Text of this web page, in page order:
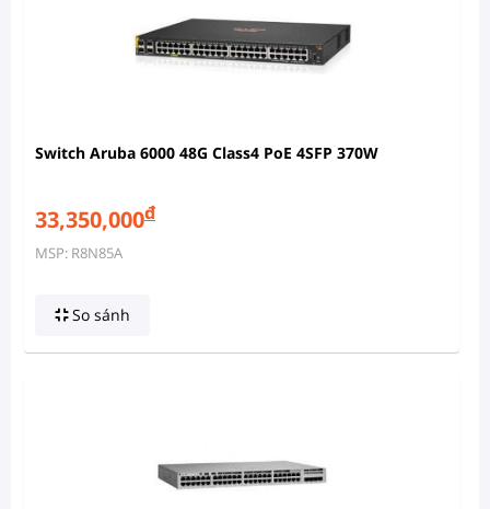
Switch Aruba 6000 48G Class4 PoE 4SFP 370W
33,350,000đ
MSP: R8N85A
So sánh